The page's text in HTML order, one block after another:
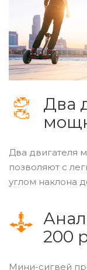
Два
Два двигателя
позволяют с
углом наклона
200
Мини-сигвей